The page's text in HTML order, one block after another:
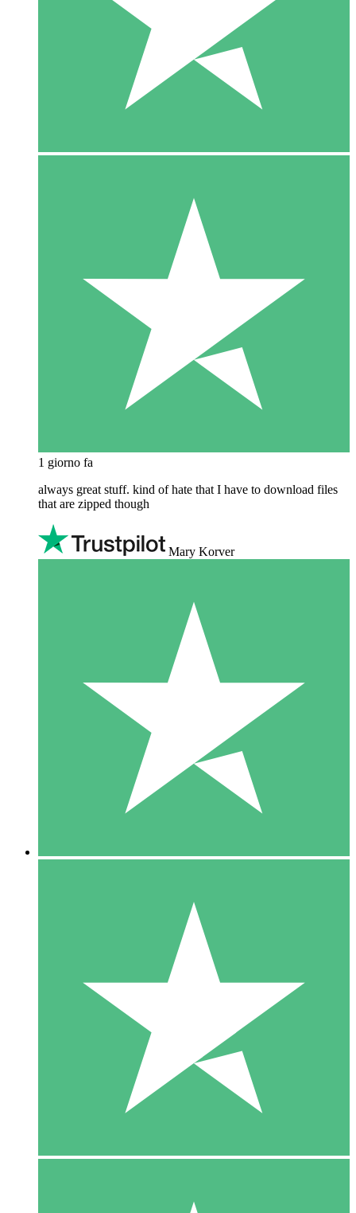
1 giorno fa
always great stuff. kind of hate that I have to download files
that are zipped though
Mary Korver